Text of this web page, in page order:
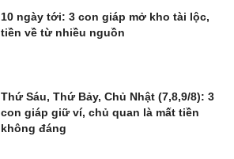
10 ngày tới: 3 con giáp mở kho tài lộc,
tiền về từ nhiều nguồn
Thứ Sáu, Thứ Bảy, Chủ Nhật (7,8,9/8): 3
con giáp giữ ví, chủ quan là mất tiền
không đáng